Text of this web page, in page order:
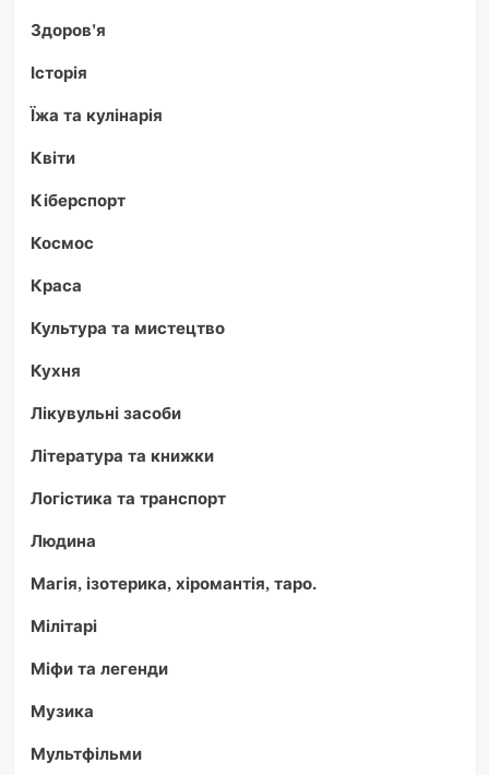
Здоров'я
Історія
Їжа та кулінарія
Квіти
Кіберспорт
Космос
Краса
Культура та мистецтво
Кухня
Лікувульні засоби
Література та книжки
Логістика та транспорт
Людина
Магія, ізотерика, хіромантія, таро.
Мілітарі
Міфи та легенди
Музика
Мультфільми